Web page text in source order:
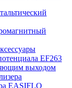
EF263
выходом
EASIFLO